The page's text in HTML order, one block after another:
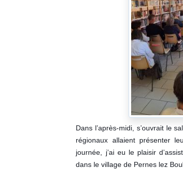
Dans l’après-midi, s’ouvrait le
régionaux allaient présenter
journée, j’ai eu le plaisir
dans le village de Pernes lez